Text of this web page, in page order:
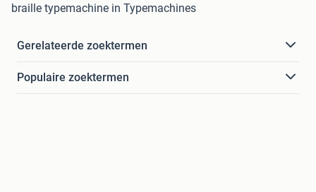
braille typemachine in Typemachines
Gerelateerde zoektermen
Populaire zoektermen